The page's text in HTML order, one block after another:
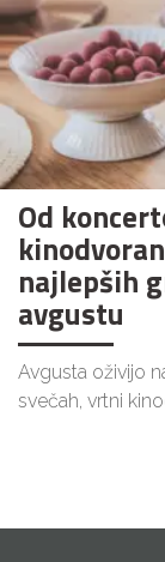
Od
najlepših
avgustu
Avgusta oživijo
svečah, vrtni